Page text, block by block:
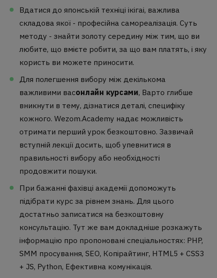
Вдатися до японській техніці ікігаі, важлива
складова якої - професійна самореалізація. Суть
методу - знайти золоту середину між тим, що ви
любите, що вмієте робити, за що вам платять, і яку
користь ви можете приносити.
Для полегшення вибору між декількома
важливими васонлайн курсами, Варто глибше
вникнути в тему, дізнатися деталі, специфіку
кожного. Wezom.Academy надає можливість
отримати перший урок безкоштовно. Зазвичай
вступній лекції досить, щоб упевнитися в
правильності вибору або необхідності
продовжити пошуки.
При бажанні фахівці академії допоможуть
підібрати курс за рівнем знань. Для цього
достатньо записатися на безкоштовну
консультацію. Тут же вам докладніше розкажуть
інформацію про пропоновані спеціальностях: PHP,
SMM просування, SEO, Копірайтинг, HTML5 + CSS3
+ JS, Python, Ефективна комунікація.